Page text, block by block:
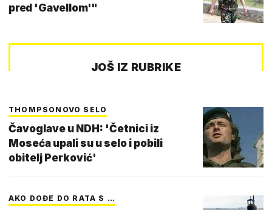
pred 'Gavellom'"
JOŠ IZ RUBRIKE
THOMPSONOVO SELO
Čavoglave u NDH: 'Četnici iz
Moseća upali su u selo i pobili
obitelj Perković'
AKO DOĐE DO RATA S …